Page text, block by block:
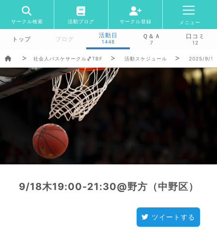
サークル検索 活動ブログ サークル登録 メニュー
トップ ブログ
活動日
1448
Ｑ＆Ａ
7
口コミ
12
社会人バスケサークル🏀TBF 活動スケジュール 2025/9/
9/18木19:00-21:30@野方（中野区）
ツイートする